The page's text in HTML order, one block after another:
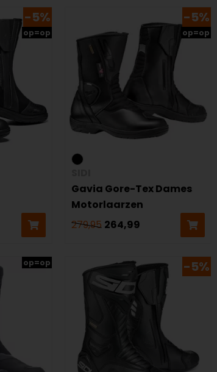
-5%
op=op
-5%
op=op
Gavia Gore-Tex Dames
Motorlaarzen
279,95 264,99
op=op -5%